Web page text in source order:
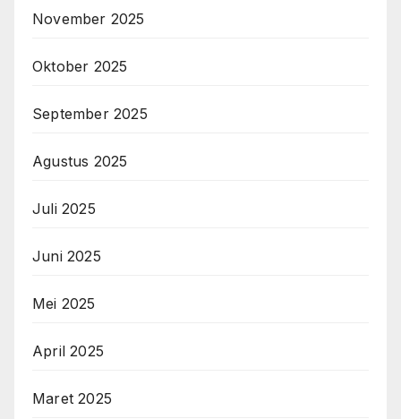
November 2025
Oktober 2025
September 2025
Agustus 2025
Juli 2025
Juni 2025
Mei 2025
April 2025
Maret 2025